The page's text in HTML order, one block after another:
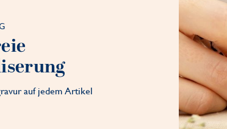
auf jedem Artikel